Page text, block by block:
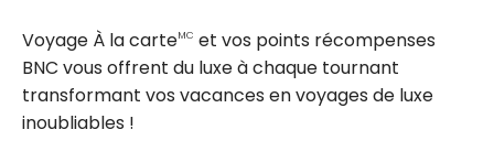
Voyage À la carteMC et vos points récompenses
BNC vous offrent du luxe à chaque tournant
transformant vos vacances en voyages de luxe
inoubliables !